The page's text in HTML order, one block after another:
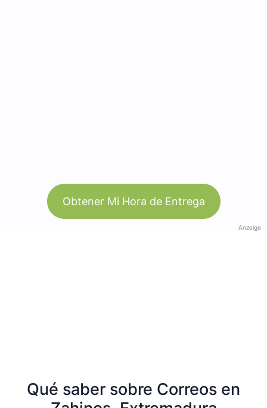
Obtener Mi Hora de Entrega
Anzeige
Qué saber sobre Correos en